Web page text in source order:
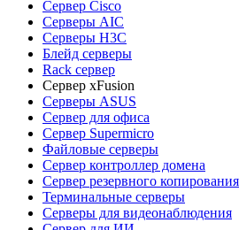
Сервер Cisco
Серверы AIC
Серверы H3C
Блейд серверы
Rack сервер
Сервер xFusion
Серверы ASUS
Сервер для офиса
Сервер Supermicro
Файловые серверы
Сервер контроллер домена
Сервер резервного копирования
Терминальные серверы
Серверы для видеонаблюдения